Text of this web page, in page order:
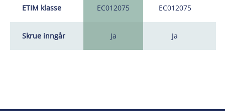
ETIM klasse
Skrue inngår
EC012075
Ja
EC012075
Ja